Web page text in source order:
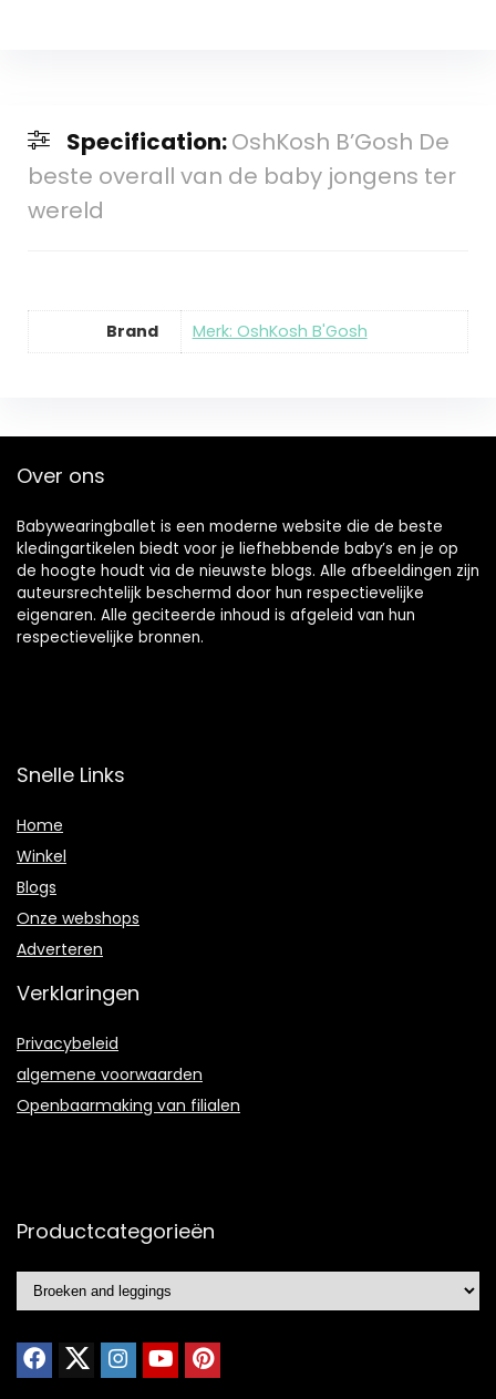
Specification:OshKosh B’Gosh De
beste overall van de baby jongens ter
wereld
Brand Merk: OshKosh B'Gosh
Over ons
Babywearingballet is een moderne website die de beste
kledingartikelen biedt voor je liefhebbende baby’s en je op
de hoogte houdt via de nieuwste blogs. Alle afbeeldingen zijn
auteursrechtelijk beschermd door hun respectievelijke
eigenaren. Alle geciteerde inhoud is afgeleid van hun
respectievelijke bronnen.
Snelle Links
Home
Winkel
Blogs
Onze webshops
Adverteren
Verklaringen
Privacybeleid
algemene voorwaarden
Openbaarmaking van filialen
Productcategorieën